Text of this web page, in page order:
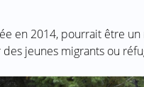
en 2014, pourrait être
jeunes migrants ou